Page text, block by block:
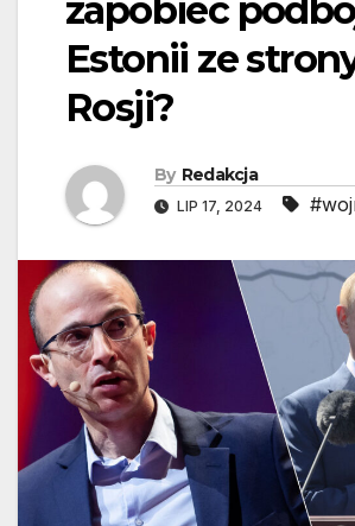
zapobiec
Estonii ze
Rosji?
By Redakcja
LIP 17, 2024